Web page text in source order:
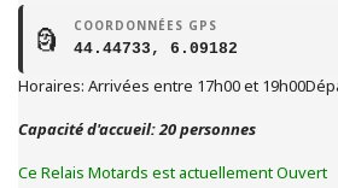
🗿 COORDONNÉES GPS
44.44733, 6.09182
Horaires: Arrivées entre 17h00 et
Capacité d'accueil: 20 personnes
Ce Relais Motards est actuellement Ouvert